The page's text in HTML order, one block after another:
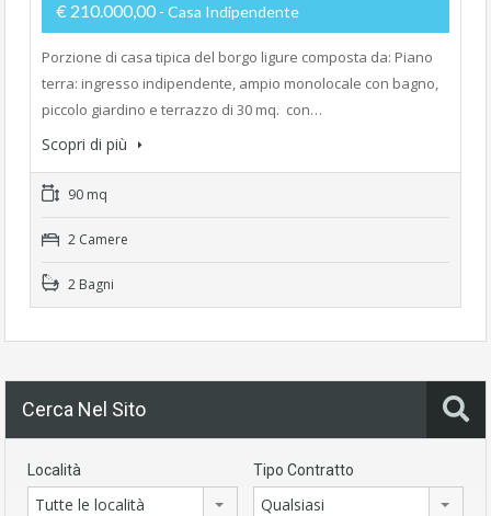
€ 210.000,00 - Casa Indipendente
Porzione di casa tipica del borgo ligure composta da: Piano
terra: ingresso indipendente, ampio monolocale con bagno,
piccolo giardino e terrazzo di 30 mq. con…
Scopri di più
90 mq
2 Camere
2 Bagni
Cerca Nel Sito
Località
Tutte le località
Tipo Contratto
Qualsiasi